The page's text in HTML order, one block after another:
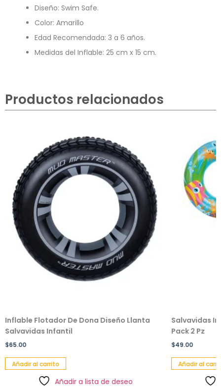
Diseño: Swim Safe.
Color: Amarillo
Edad Recomendada: 3 a 6 años.
Medidas del Inflable: 25 cm x 15 cm.
Productos relacionados
Inflable Flotador De Dona Diseño Llanta
Salvavidas Infantil
$65.00
Añadir al carrito
Añadir a lista de deseo
Salvavidas
Pack 2 Pz
$49.00
Añadir al